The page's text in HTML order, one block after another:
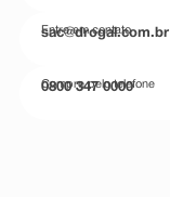
Entre em contato
sac@drogal.com.br
Compre pelo telefone
0800 347 0000